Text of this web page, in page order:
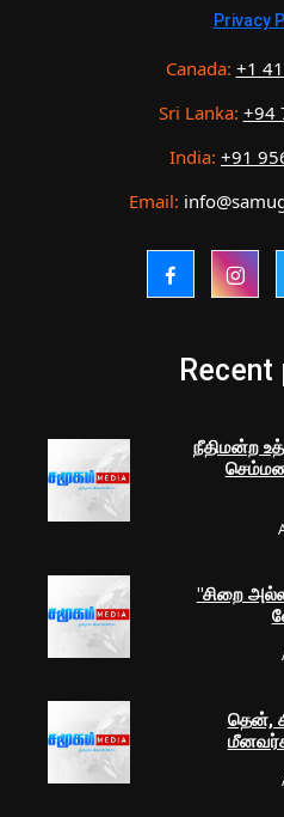
Privacy
Canada: +1
Sri Lanka: +94
India: +91
Email:
நீதிமன்ற
"சிறை
தென்,